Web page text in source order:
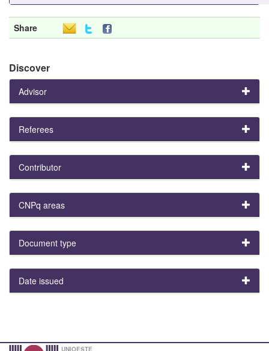
Share
Discover
Advisor
Referees
Contributor
CNPq areas
Document type
Date issued
UNIOESTE